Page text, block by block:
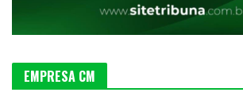
EMPRESA CM